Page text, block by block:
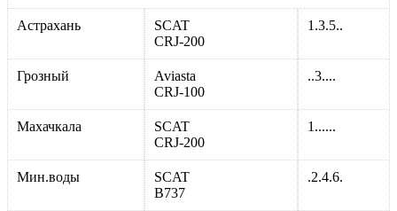
Астрахань
SCAT
CRJ-200
1.3.5..
Грозный
Aviasta
CRJ-100
..3....
Махачкала
SCAT
CRJ-200
1......
Мин.воды
SCAT
В737
.2.4.6.